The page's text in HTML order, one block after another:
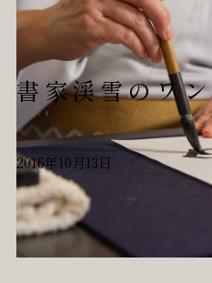
書家渓雪のワ
News
2016年10月13日